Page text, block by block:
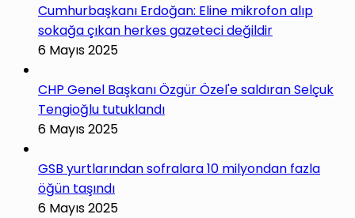
Cumhurbaşkanı Erdoğan: Eline mikrofon alıp
sokağa çıkan herkes gazeteci değildir
6 Mayıs 2025
CHP Genel Başkanı Özgür Özel'e saldıran Selçuk
Tengioğlu tutuklandı
6 Mayıs 2025
GSB yurtlarından sofralara 10 milyondan fazla
öğün taşındı
6 Mayıs 2025